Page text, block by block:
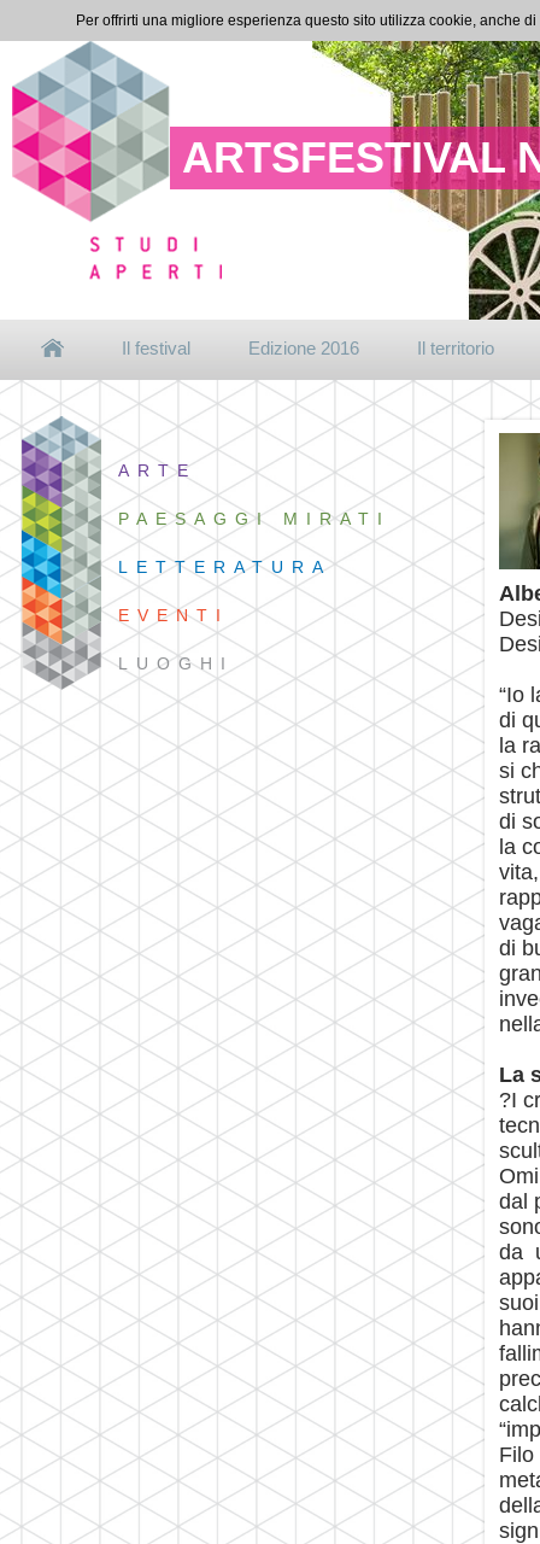
ARTSFESTIVAL
Il festival Edizione 2016 Il territorio
ARTE
PAESAGGI MIRATI
LETTERATURA
EVENTI
LUOGHI
“Io
di
la
si
di
la
di
La
?I
dal
da
Filo
Per offrirti una migliore esperienza questo sito utilizza cookie, anche